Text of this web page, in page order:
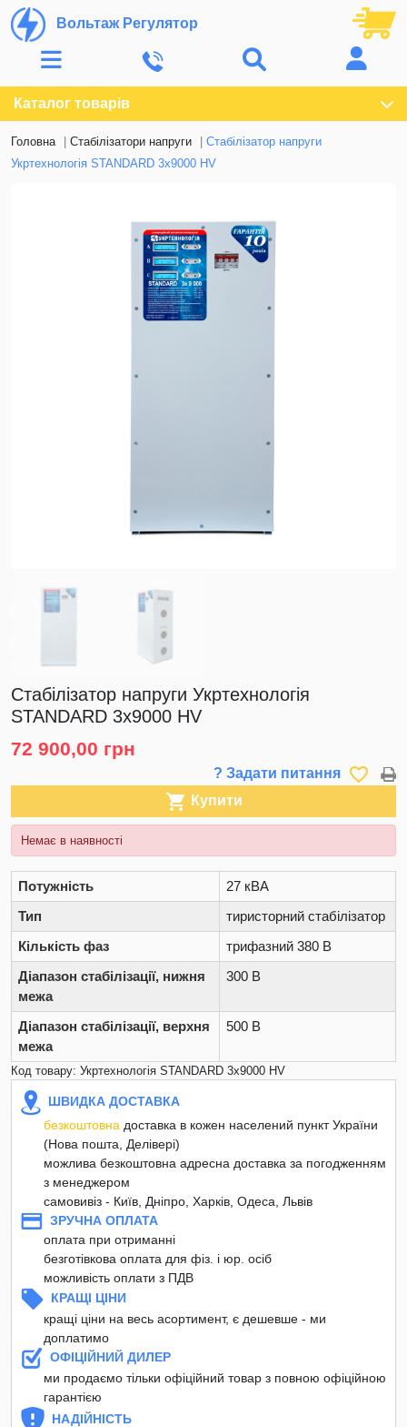
Вольтаж Регулятор
Каталог товарів
Головна Стабілізатори напруги
Стабілізатор напруги
Укртехнологія STANDARD 3х9000 HV
Стабілізатор напруги Укртехнологія
STANDARD 3х9000 HV
72 900,00 грн
? Задати питання favorite_border
 Купити
Немає в наявності
Потужність
27 кВА
Тип
тиристорний стабілізатор
Кількість фаз
трифазний 380 В
Діапазон стабілізації, нижня
межа
300 В
Діапазон стабілізації, верхня
межа
500 В
Код товару: Укртехнологія STANDARD 3х9000 HV
ШВИДКА ДОСТАВКА
безкоштовна доставка в кожен населений пункт України
(Нова пошта, Делівері)
можлива безкоштовна адресна доставка за погодженням
з менеджером
самовивіз - Київ, Дніпро, Харків, Одеса, Львів
ЗРУЧНА ОПЛАТА
оплата при отриманні
безготівкова оплата для фіз. і юр. осіб
можливість оплати з ПДВ
КРАЩІ ЦІНИ
кращі ціни на весь асортимент, є дешевше - ми
доплатимо
ОФІЦІЙНИЙ ДИЛЕР
ми продаємо тільки офіційний товар з повною офіційною
гарантією
НАДІЙНІСТЬ